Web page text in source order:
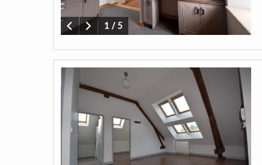
1 /5